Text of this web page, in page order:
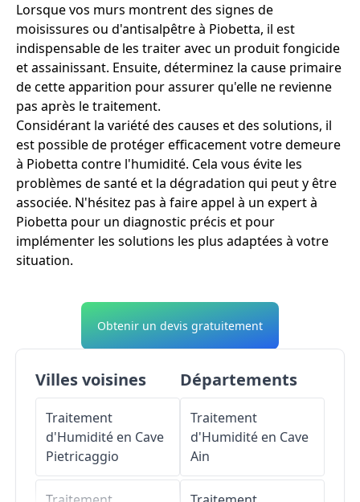
Lorsque vos murs montrent des signes de
moisissures ou d'antisalpêtre à Piobetta, il est
indispensable de les traiter avec un produit fongicide
et assainissant. Ensuite, déterminez la cause primaire
de cette apparition pour assurer qu'elle ne revienne
pas après le traitement.
Considérant la variété des causes et des solutions, il
est possible de protéger efficacement votre demeure
à Piobetta contre l'humidité. Cela vous évite les
problèmes de santé et la dégradation qui peut y être
associée. N'hésitez pas à faire appel à un expert à
Piobetta pour un diagnostic précis et pour
implémenter les solutions les plus adaptées à votre
situation.
Obtenir un devis gratuitement
Villes voisines
Traitement
d'Humidité en Cave
Pietricaggio
Départements
Traitement
d'Humidité en Cave
Ain